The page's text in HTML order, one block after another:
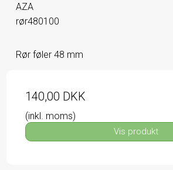
AZA
rør480100
Rør føler 48 mm
140,00 DKK
(inkl. moms)
Vis produkt